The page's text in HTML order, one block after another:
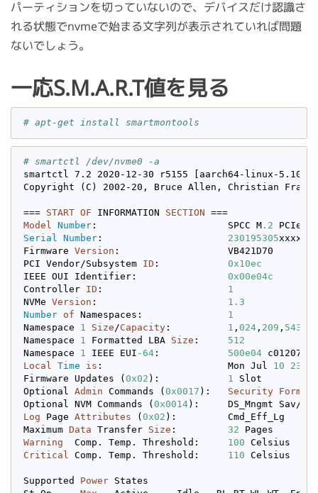
パーティションを切っていないので、デバイスだけ認識さ
れる状態でnvmeで始まる文字列が表示されていれば問題
ないでしょう。
一応S.M.A.R.T値を見る
# apt-get install smartmontools
# smartctl /dev/nvme0 -a
smartctl 7.2 2020-12-30 r5155 [aarch64-linux-
Copyright (C) 2002-20, Bruce Allen, Christian
=== START OF INFORMATION SECTION
===
Model Number:                       SPCC M.2
Serial Number: 230195305xxxxxx
Firmware Version :                   VB421D70
PCI Vendor/Subsystem ID : 0x10ec
IEEE OUI Identifier: 0x00e04c
Controller ID : 1
NVMe Version : 1.3
Number
of Namespaces: 1
Namespace 1 Size/Capacity: 1 , 024, 209 , 543
Namespace 1 Formatted LBA Size : 512
Namespace 1 IEEE EUI -64: 500e04
Local Time is :                      Mon Jul 10 23
Firmware Updates ( 0x02 ): 1 Slot
Optional Admin Commands ( 0x0017 ): Security Format
Optional NVM Commands ( 0x0014
Log Page Attributes ( 0x02 ):         Cmd_Eff_Lg
Maximum Data Transfer Size : 32
Warning
  Comp. Temp. Threshold:
100
Critical Comp. Temp. Threshold: 110 Celsius
Supported Power States